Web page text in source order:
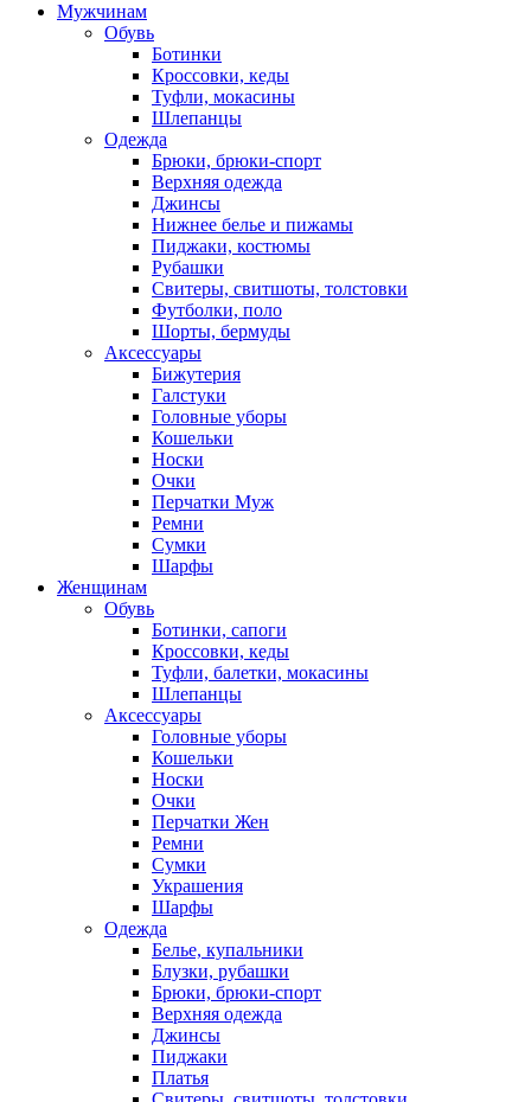
Мужчинам
Обувь
Ботинки
Кроссовки, кеды
Туфли, мокасины
Шлепанцы
Одежда
Брюки, брюки-спорт
Верхняя одежда
Джинсы
Нижнее белье и пижамы
Пиджаки, костюмы
Рубашки
Свитеры, свитшоты, толстовки
Футболки, поло
Шорты, бермуды
Аксессуары
Бижутерия
Галстуки
Головные уборы
Кошельки
Носки
Очки
Перчатки Муж
Ремни
Сумки
Шарфы
Женщинам
Обувь
Ботинки, сапоги
Кроссовки, кеды
Туфли, балетки, мокасины
Шлепанцы
Аксессуары
Головные уборы
Кошельки
Носки
Очки
Перчатки Жен
Ремни
Сумки
Украшения
Шарфы
Одежда
Белье, купальники
Блузки, рубашки
Брюки, брюки-спорт
Верхняя одежда
Джинсы
Пиджаки
Платья